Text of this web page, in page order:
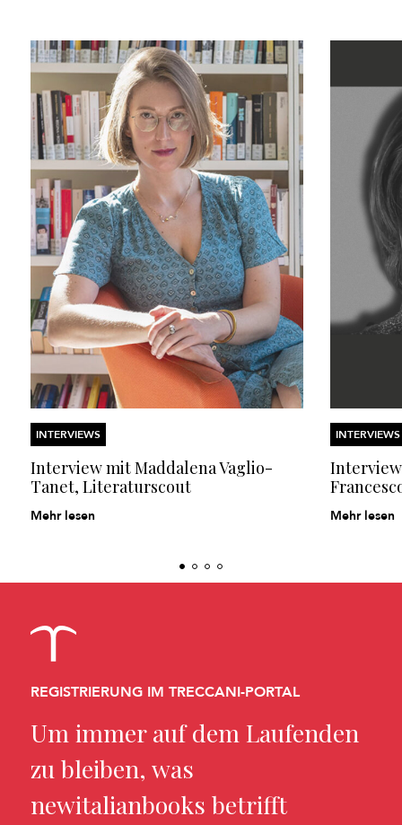
INTERVIEWS
Interview mit MaddalenaVaglio-
Tanet, Literaturscout
Mehr lesen
INTERVIEWS
Mehr lesen
REGISTRIERUNG IM TRECCANI-PORTAL
Um immer auf dem Laufenden
zu bleiben, was
newitalianbooks betrifft